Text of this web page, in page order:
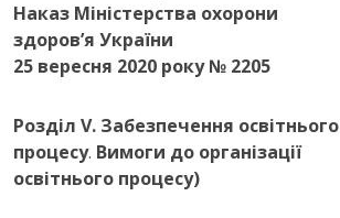
Наказ Міністерства охорони
здоров’я України
25 вересня 2020 року № 2205
Розділ V. Забезпечення освітнього
процесу. Вимоги до організації
освітнього процесу)